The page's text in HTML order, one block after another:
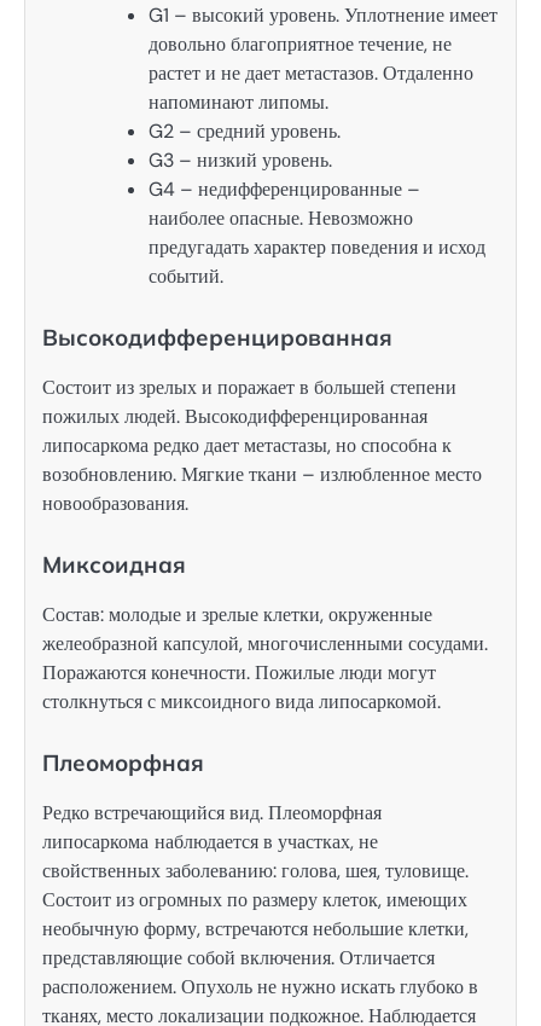
G1 – высокий уровень. Уплотнение имеет
довольно благоприятное течение, не
растет и не дает метастазов. Отдаленно
напоминают липомы.
G2 – средний уровень.
G3 – низкий уровень.
G4 – недифференцированные –
наиболее опасные. Невозможно
предугадать характер поведения и исход
событий.
Высокодифференцированная
Состоит из зрелых и поражает в большей степени
пожилых людей. Высокодифференцированная
липосаркома редко дает метастазы, но способна к
возобновлению. Мягкие ткани – излюбленное место
новообразования.
Миксоидная
Состав: молодые и зрелые клетки, окруженные
желеобразной капсулой, многочисленными сосудами.
Поражаются конечности. Пожилые люди могут
столкнуться с миксоидного вида липосаркомой.
Плеоморфная
Редко встречающийся вид. Плеоморфная
липосаркома наблюдается в участках, не
свойственных заболеванию: голова, шея, туловище.
Состоит из огромных по размеру клеток, имеющих
необычную форму, встречаются небольшие клетки,
представляющие собой включения. Отличается
расположением. Опухоль не нужно искать глубоко в
тканях, место локализации подкожное. Наблюдается